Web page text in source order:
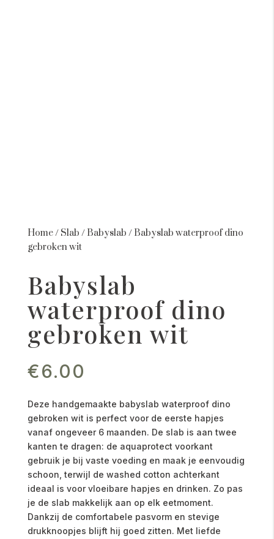
Home/ Slab / Babyslab / Babyslab waterproof dino
gebroken wit
Babyslab
waterproof dino
gebroken wit
€6.00
Deze handgemaakte babyslab waterproof dino
gebroken wit is perfect voor de eerste hapjes
vanaf ongeveer 6 maanden. De slab is aan twee
kanten te dragen: de aquaprotect voorkant
gebruik je bij vaste voeding en maak je eenvoudig
schoon, terwijl de washed cotton achterkant
ideaal is voor vloeibare hapjes en drinken. Zo pas
je de slab makkelijk aan op elk eetmoment.
Dankzij de comfortabele pasvorm en stevige
drukknoopjes blijft hij goed zitten. Met liefde